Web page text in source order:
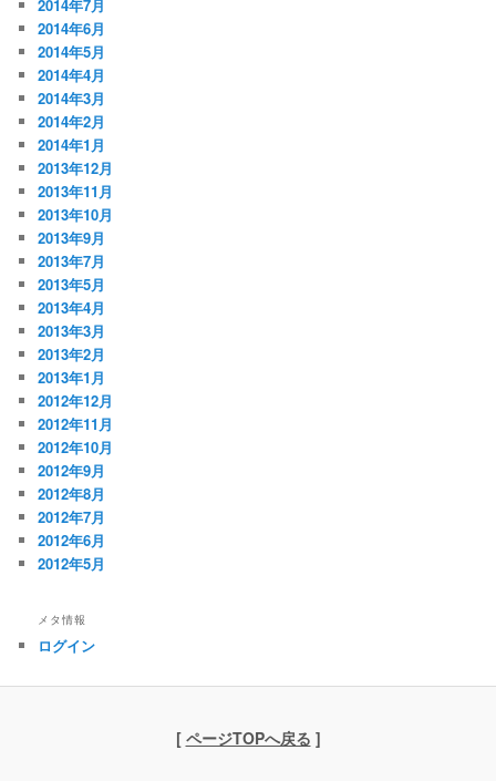
2014年7月
2014年6月
2014年5月
2014年4月
2014年3月
2014年2月
2014年1月
2013年12月
2013年11月
2013年10月
2013年9月
2013年7月
2013年5月
2013年4月
2013年3月
2013年2月
2013年1月
2012年12月
2012年11月
2012年10月
2012年9月
2012年8月
2012年7月
2012年6月
2012年5月
メタ情報
ログイン
[ ページTOPへ戻る ]